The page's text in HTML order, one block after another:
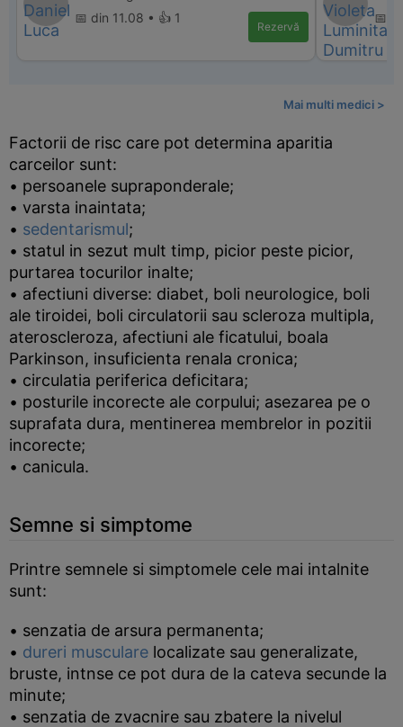
📅 din 11.08 • 👍 1
Rezervă
📅
Mai multi medici >
Factorii de risc care pot determina aparitia
carceilor sunt:
• persoanele supraponderale;
• varsta inaintata;
• sedentarismul;
• statul in sezut mult timp, picior peste picior,
purtarea tocurilor inalte;
• afectiuni diverse: diabet, boli neurologice, boli
ale tiroidei, boli circulatorii sau scleroza multipla,
ateroscleroza, afectiuni ale ficatului, boala
Parkinson, insuficienta renala cronica;
• circulatia periferica deficitara;
• posturile incorecte ale corpului; asezarea pe o
suprafata dura, mentinerea membrelor in pozitii
incorecte;
• canicula.
Semne si simptome
Printre semnele si simptomele cele mai intalnite
sunt:
• senzatia de arsura permanenta;
• dureri musculare localizate sau generalizate,
bruste, intnse ce pot dura de la cateva secunde la
minute;
• senzatia de zvacnire sau zbatere la nivelul